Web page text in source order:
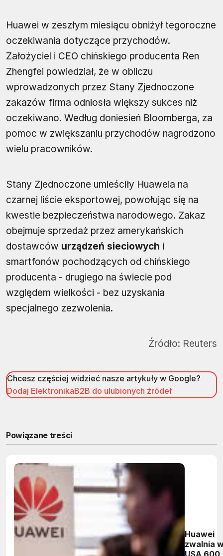
Huawei w zeszłym miesiącu obniżył tegoroczne
oczekiwania dotyczące przychodów.
Założyciel i CEO chińskiego producenta Ren
Zhengfei powiedział, że w obliczu
wprowadzonych przez Stany Zjednoczone
zakazów firma odniosła większy sukces niż
oczekiwano. Według doniesień Bloomberga, za
pomoc w zwiększaniu przychodów nagrodzono
wielu pracowników.
Stany Zjednoczone umieściły Huaweia na
czarnej liście eksportowej, powołując się na
kwestie bezpieczeństwa narodowego. Zakaz
obejmuje sprzedaż przez amerykańskich
dostawców urządzeń sieciowych i
smartfonów pochodzących od chińskiego
producenta - drugiego na świecie pod
względem wielkości - bez uzyskania
specjalnego zezwolenia.
Źródło: Reuters
Chcesz częściej widzieć nasze artykuły w Google?
Dodaj ElektronikaB2B do ulubionych źródeł
Powiązane treści
Huawei
zwalnia
USA 600